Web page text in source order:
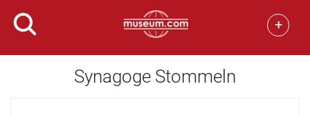
+
Synagoge Stommeln